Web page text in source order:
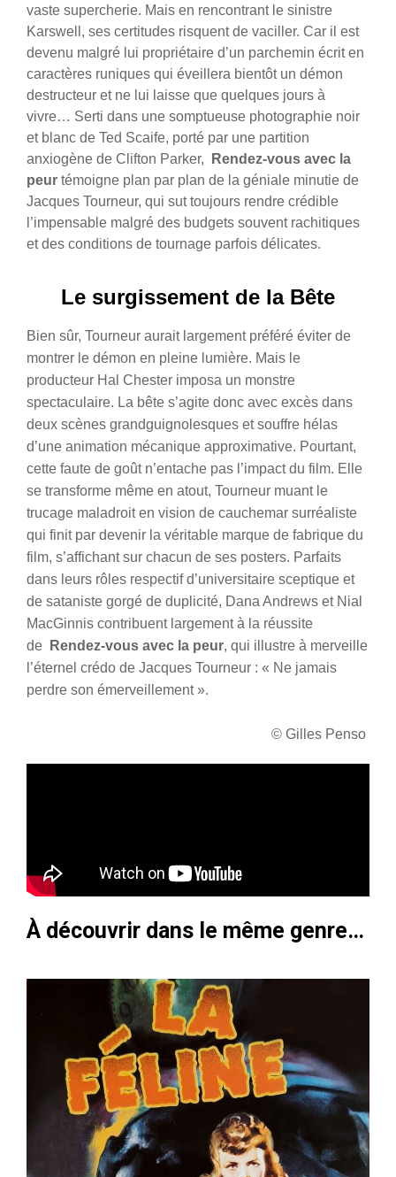
vaste supercherie. Mais en rencontrant le sinistre
Karswell, ses certitudes risquent de vaciller. Car il est
devenu malgré lui propriétaire d’un parchemin écrit en
caractères runiques qui éveillera bientôt un démon
destructeur et ne lui laisse que quelques jours à
vivre… Serti dans une somptueuse photographie noir
et blanc de Ted Scaife, porté par une partition
anxiogène de Clifton Parker,
Rendez-vous avec la
peur témoigne plan par plan de la géniale minutie de
Jacques Tourneur, qui sut toujours rendre crédible
l’impensable malgré des budgets souvent rachitiques
et des conditions de tournage parfois délicates.
Le surgissement de la Bête
Bien sûr, Tourneur aurait largement préféré éviter de
montrer le démon en pleine lumière. Mais le
producteur Hal Chester imposa un monstre
spectaculaire. La bête s’agite donc avec excès dans
deux scènes grandguignolesques et souffre hélas
d’une animation mécanique approximative. Pourtant,
cette faute de goût n’entache pas l’impact du film. Elle
se transforme même en atout, Tourneur muant le
trucage maladroit en vision de cauchemar surréaliste
qui finit par devenir la véritable marque de fabrique du
film, s’affichant sur chacun de ses posters. Parfaits
dans leurs rôles respectif d’universitaire sceptique et
de sataniste gorgé de duplicité, Dana Andrews et Nial
MacGinnis contribuent largement à la réussite
de
Rendez-vous avec la peur, qui illustre à merveille
l’éternel crédo de Jacques Tourneur : « Ne jamais
perdre son émerveillement ».
© Gilles Penso
À découvrir dans le même genre…